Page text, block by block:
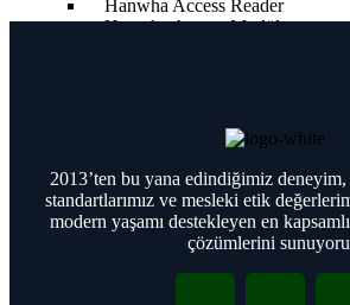
Hanwha Access Reader
Hanwha Access Modül
Hanwha Dome
Hanwha Bullet
Hanwha PTZ Dome
Hanwha NVR
Hanwha AI Kameralar
2013’ten bu yana edindiğimiz
standartlarımız ve mesleki etik
modern yaşamı destekleyen en
çözümlerini